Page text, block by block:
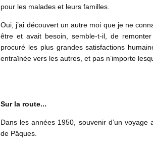
pour les malades et leurs familles.
Oui, j’ai découvert un autre moi que je ne
être et avait besoin, semble-t-il, de
procuré les plus grandes satisfactions
entraînée vers les autres, et pas n’importe
Sur la route...
Dans les années 1950, souvenir d’un
de Pâques.